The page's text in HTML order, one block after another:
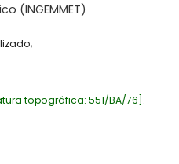
(INGEMMET)
topográfica: 551/BA/76 .